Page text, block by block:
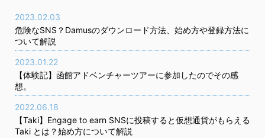
2023.02.03
危険なSNS？Damusのダウンロード方法、始め方や登録方法に
ついて解説
2023.01.22
【体験記】函館アドベンチャーツアーに参加したのでその感
想。
2022.06.18
【Taki】Engage to earn SNSに投稿すると仮想通貨がもらえる
Taki とは？始め方について解説